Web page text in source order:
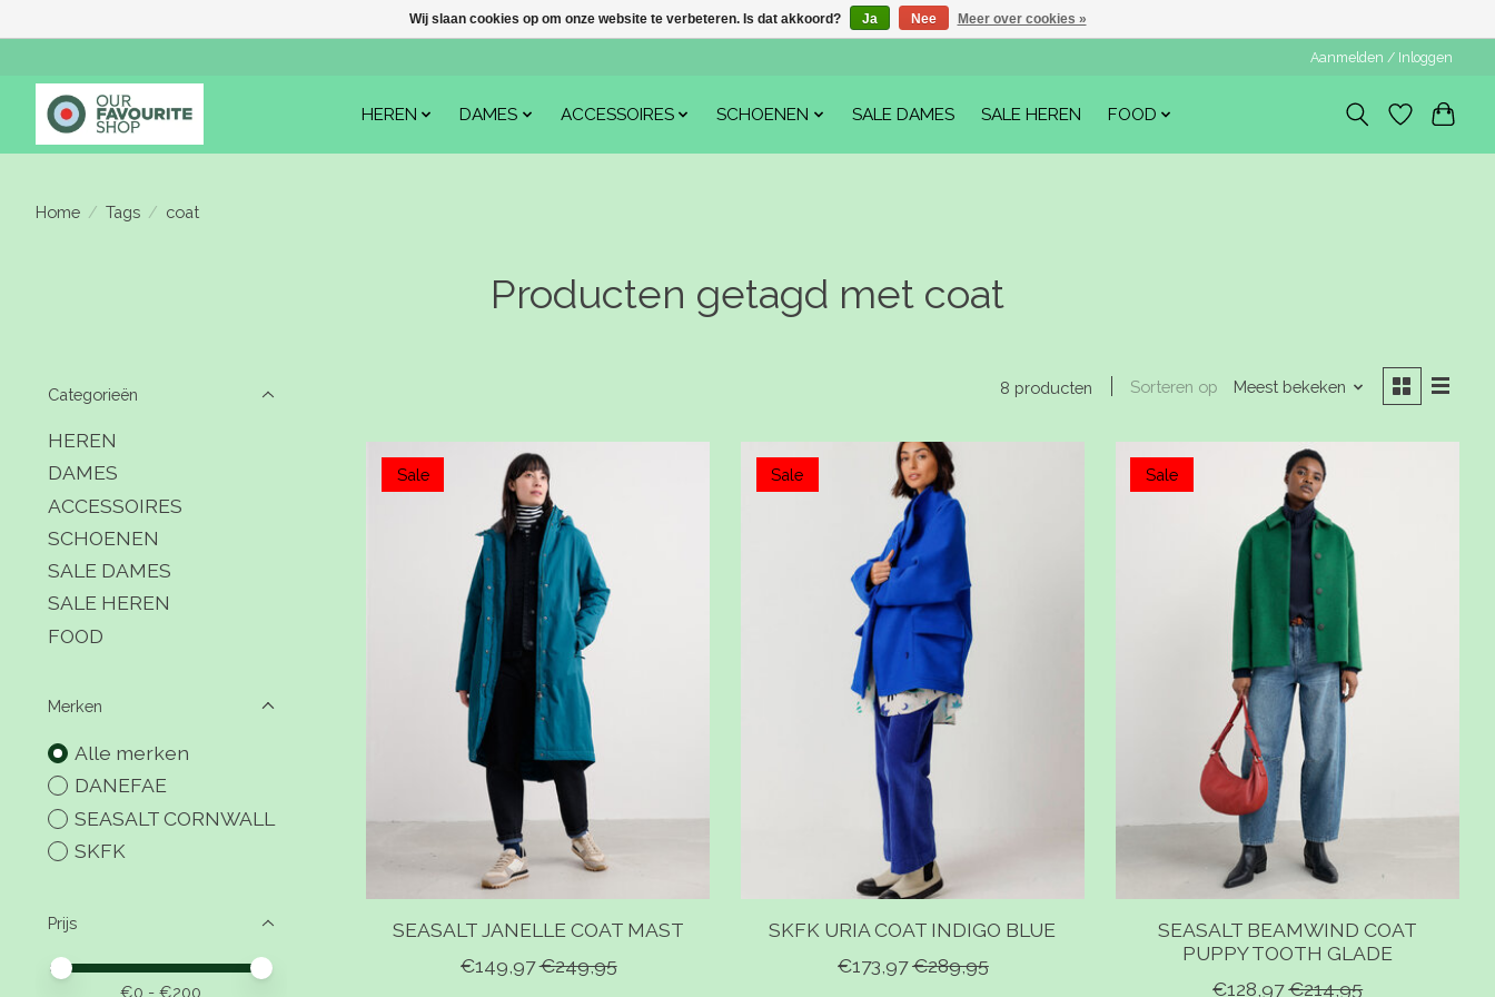
Aanmelden / Inloggen
HEREN DAMES ACCESSOIRES SCHOENEN SALE DAMES SALE HEREN FOOD
Home / Tags / coat
Producten getagd met coat
Categorieën
HEREN
DAMES
ACCESSOIRES
SCHOENEN
SALE DAMES
SALE HEREN
FOOD
Merken
Alle merken
DANEFAE
SEASALT CORNWALL
SKFK
Prijs
Minimale prijswaarde
Price maximum value
€0 - €200
8 producten Sorteren op Meest bekeken
Sale
SEASALT JANELLE COAT MAST
€149,97€249,95
Sale
SKFK URIA COAT INDIGO BLUE
€173,97€289,95
Sale
SEASALT BEAMWIND COAT
PUPPY TOOTH GLADE
€128,97€214,95
Wij slaan cookies op om onze website te verbeteren. Is dat akkoord? Ja Nee Meer over cookies »